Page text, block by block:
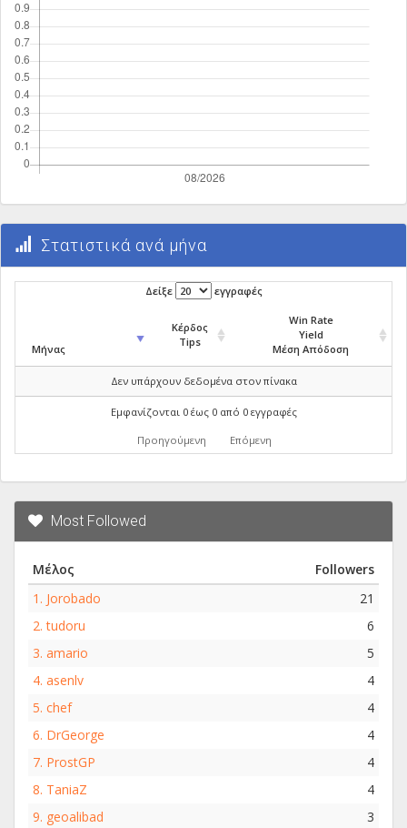
Στατιστικά ανά μήνα
Δείξε εγγραφές
Μήνας
Κέρδος
Tips
Win Rate
Yield
Μέση Απόδοση
Δεν υπάρχουν δεδομένα στον πίνακα
Εμφανίζονται 0 έως 0 από 0 εγγραφές
Προηγούμενη Επόμενη
Most Followed
Μέλος
Followers
1. Jorobado
21
2.tudoru
6
3. amario
5
4. asenlv
4
5. chef
4
6. DrGeorge
4
7. ProstGP
4
8. TaniaZ
4
9. geoalibad 3